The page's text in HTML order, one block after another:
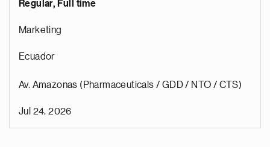
Regular, Full time
Marketing
Ecuador
Av. Amazonas (Pharmaceuticals / GDD / NTO / CTS)
Jul 24, 2026